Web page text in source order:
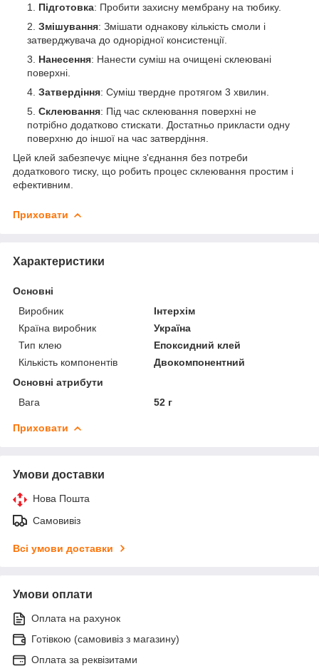
Підготовка: Пробити захисну мембрану на тюбику.
Змішування: Змішати однакову кількість смоли і
затверджувача до однорідної консистенції.
Нанесення: Нанести суміш на очищені склеювані
поверхні.
Затвердіння: Суміш твердне протягом 3 хвилин.
Склеювання: Під час склеювання поверхні не
потрібно додатково стискати. Достатньо прикласти одну
поверхню до іншої на час затвердіння.
Цей клей забезпечує міцне з'єднання без потреби
додаткового тиску, що робить процес склеювання простим і
ефективним.
Приховати
Характеристики
Основні
Виробник
Інтерхім
Країна виробник
Україна
Тип клею
Епоксидний клей
Кількість компонентів
Двокомпонентний
Основні атрибути
Вага
52 г
Приховати
Умови доставки
Нова Пошта
Самовивіз
Всі умови доставки
Умови оплати
Оплата на рахунок
Готівкою (самовивіз з магазину)
Оплата за реквізитами